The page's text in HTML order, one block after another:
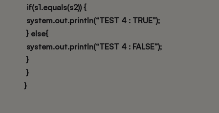
if(s1.equals(s2)) {
system.out.println(“TEST 4 : TRUE”);
} else{
system.out.println(“TEST 4 : FALSE”);
}
}
}